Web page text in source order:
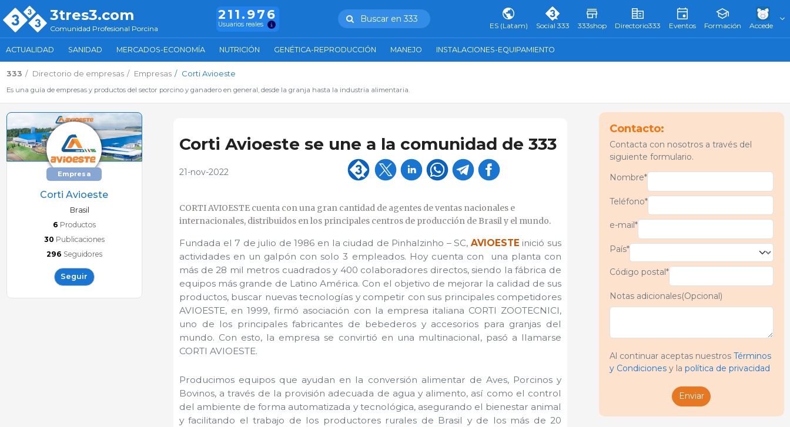
3tres3.com
Comunidad Profesional Porcina
211.976
Usuarios reales
Buscar en 333
ES (Latam) Social 333 333shop Directorio333 Eventos Formación Accede
ACTUALIDAD SANIDAD MERCADOS-ECONOMÍA NUTRICIÓN GENÉTICA-REPRODUCCIÓN MANEJO INSTALACIONES-EQUIPAMIENTO
333 Directorio de empresas Empresas Corti Avioeste
Es una guía de empresas y productos del sector porcino y ganadero en general, desde la granja hasta la industria alimentaria.
Empresa
Corti Avioeste
Brasil
6 Productos
30 Publicaciones
296 Seguidores
Seguir
Corti Avioeste se une a la comunidad de 333
21-nov-2022
CORTI AVIOESTE cuenta con una gran cantidad de agentes de ventas nacionales e
internacionales, distribuidos en los principales centros de producción de Brasil y el mundo.
Fundada el 7 de julio de 1986 en la ciudad de Pinhalzinho – SC, AVIOESTE inició sus
actividades en un galpón con solo 3 empleados. Hoy cuenta con una planta con
más de 28 mil metros cuadrados y 400 colaboradores directos, siendo la fábrica de
equipos más grande de Latino América. Con el objetivo de mejorar la calidad de sus
productos, buscar nuevas tecnologías y competir con sus principales competidores
AVIOESTE, en 1999, firmó asociación con la empresa italiana CORTI ZOOTECNICI,
uno de los principales fabricantes de bebederos y accesorios para granjas del
mundo. Con esto, la empresa se convirtió en una multinacional, pasó a llamarse
CORTI AVIOESTE.
Producimos equipos que ayudan en la conversión alimentar de Aves, Porcinos y
Bovinos, a través de la provisión adecuada de agua y alimento, así como el control
del ambiente de forma automatizada y tecnológica, asegurando el bienestar animal
y facilitando el trabajo de los productores rurales de Brasil y de los más de 20
Contacto:
Contacta con nosotros a través del
siguiente formulario.
Nombre*
Teléfono*
e-mail*
País*
Código postal*
Notas adicionales(Opcional)
Al continuar aceptas nuestros Términos
y Condicionesy la política de privacidad
Enviar